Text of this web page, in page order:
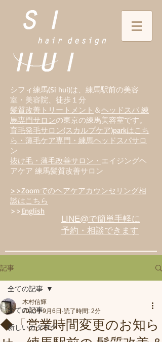
シフィ練馬(Si hui)は、 練馬駅前の美容
室・美容院、徒歩１分
髪質改善トリートメント ＆ヘッドスパ 練
馬専門サロンの東京の練馬美容室です。
育毛発毛サロン(スカルプケア)parkはこち
ら・薄毛ケア専門・練馬ヘッドスパサロ
ン
抜け毛・薄毛改善サロン・ エイジングヘ
アケア 練馬髪質改善サロン
>>Zoomでのヘアケアカウンセリング相
談はこちら
>>English
LINE@で簡単手軽に
予約・相談できます
記事
全ての記事
新しいカタログ
全ての記事
◆「営業時間変更のお知ら
木村信輝
2023年9月6日 読了時間: 2分